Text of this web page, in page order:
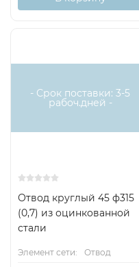
- Срок поставки: 3-5
рабоч.дней -
Отвод круглый 45 ф315
(0,7) из оцинкованной
стали
Элемент сети:
Отвод